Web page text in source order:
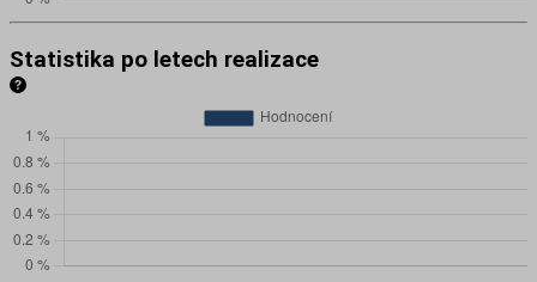
Statistika po letech realizace